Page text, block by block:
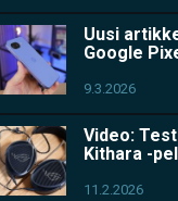
Uusi
Google
9.3.2026
Video:
Kithara -
11.2.2026